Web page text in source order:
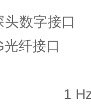
头数字
光纤接口
GHz 1